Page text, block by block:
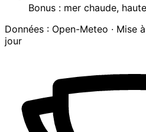
Bonus : mer chaude,
Données : Open-Meteo · Mise
jour